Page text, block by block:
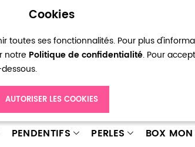
Cookies
toutes ses fonctionnalités. Pour plus
notre Politique de confidentialité. Pour
AUTORISER LES COOKIES
d’envies Connexion
PENDENTIFS PERLES BOX